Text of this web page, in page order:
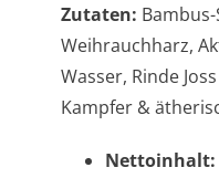
Zutaten:
Weihrauchharz,
Wasser, Rinde
Kampfer &
Nettoinhalt: